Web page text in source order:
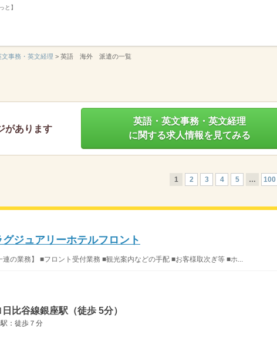
と】
文事務・英文経理 > 英語 海外 派遣の一覧
があります
英語・英文事務・英文経理
に関する求人情報を見てみる
1 2 3 4 5 … 100
ジュアリーホテルフロント
連の業務】 ■フロント受付業務 ■観光案内などの手配 ■お客様取次ぎ等 ■ホ...
比谷線銀座駅（徒歩 5分）
：徒歩７分